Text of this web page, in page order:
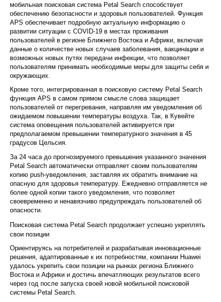
мобильная поисковая система Petal Search способствует
обеспечению безопасности и здоровья пользователей. Функция
APS обеспечивает подробную актуальную информацию о
развитии ситуации с COVID-19 в местах проживания
пользователей в регионе Ближнего Востока и Африки, включая
данные о количестве новых случаев заболевания, вакцинации и
возможных новых путях передачи инфекции, что позволяет
пользователям принимать необходимые меры для защиты себя и
окружающих.
Кроме того, интегрированная в поисковую систему Petal Search
функция APS в самом прямом смысле слова защищает
пользователей от перегревания, направляя им уведомления об
ожидаемом повышении температуры воздуха. Так, в Кувейте
система оповещения пользователей активируется при
предполагаемом превышении температурного значения в 45
градусов Цельсия.
За 24 часа до прогнозируемого превышения указанного значения
Petal Search автоматически отправляет своим пользователям
копию push-уведомления, заставляя их обратить внимание на
опасную для здоровья температуру. Ежедневно отправляется не
более одной копии такого уведомления, что позволяет
своевременно и ненавязчиво предупреждать пользователей об
опасности.
Поисковая система Petal Search продолжает успешно укреплять
свои позиции
Ориентируясь на потребителей и разрабатывая инновационные
решения, адаптированные к их потребностям, компании Huawei
удалось укрепить свои позиции на рынках региона Ближнего
Востока и Африки и достичь впечатляющих результатов всего
через год после запуска своей новой мобильной поисковой
системы Petal Search.